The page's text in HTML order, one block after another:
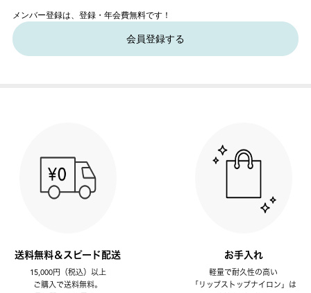
メンバー登録は、登録・年会費無料です！
会員登録する
送料無料＆スピード配送
15,000円（税込）以上
ご購入で送料無料。
お手入れ
軽量で耐久性の高い
「リップストップナイロン」は